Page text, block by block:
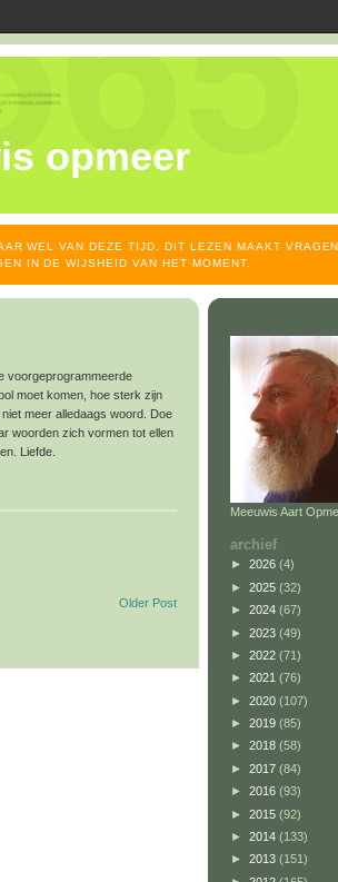
opmeer
WEL VAN DEZE TIJD, DIT LEZEN MAAKT
IN DE WIJSHEID VAN HET MOMENT.
voorgeprogrammeerde
moet komen, hoe sterk zijn
meer alledaags woord. Doe
woorden zich vormen tot ellen
Liefde.
Older Post
Meeuwis Aart
archief
► 2026 (4)
► 2025 (32)
► 2024 (67)
► 2023 (49)
► 2022 (71)
► 2021 (76)
► 2020 (107)
► 2019 (85)
► 2018 (58)
► 2017 (84)
► 2016 (93)
► 2015 (92)
► 2014 (133)
► 2013 (151)